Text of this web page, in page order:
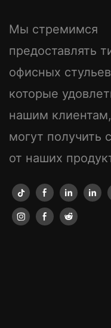
Мы стремимся
предоставлять
офисных
которые
нашим
могут получить
от наших